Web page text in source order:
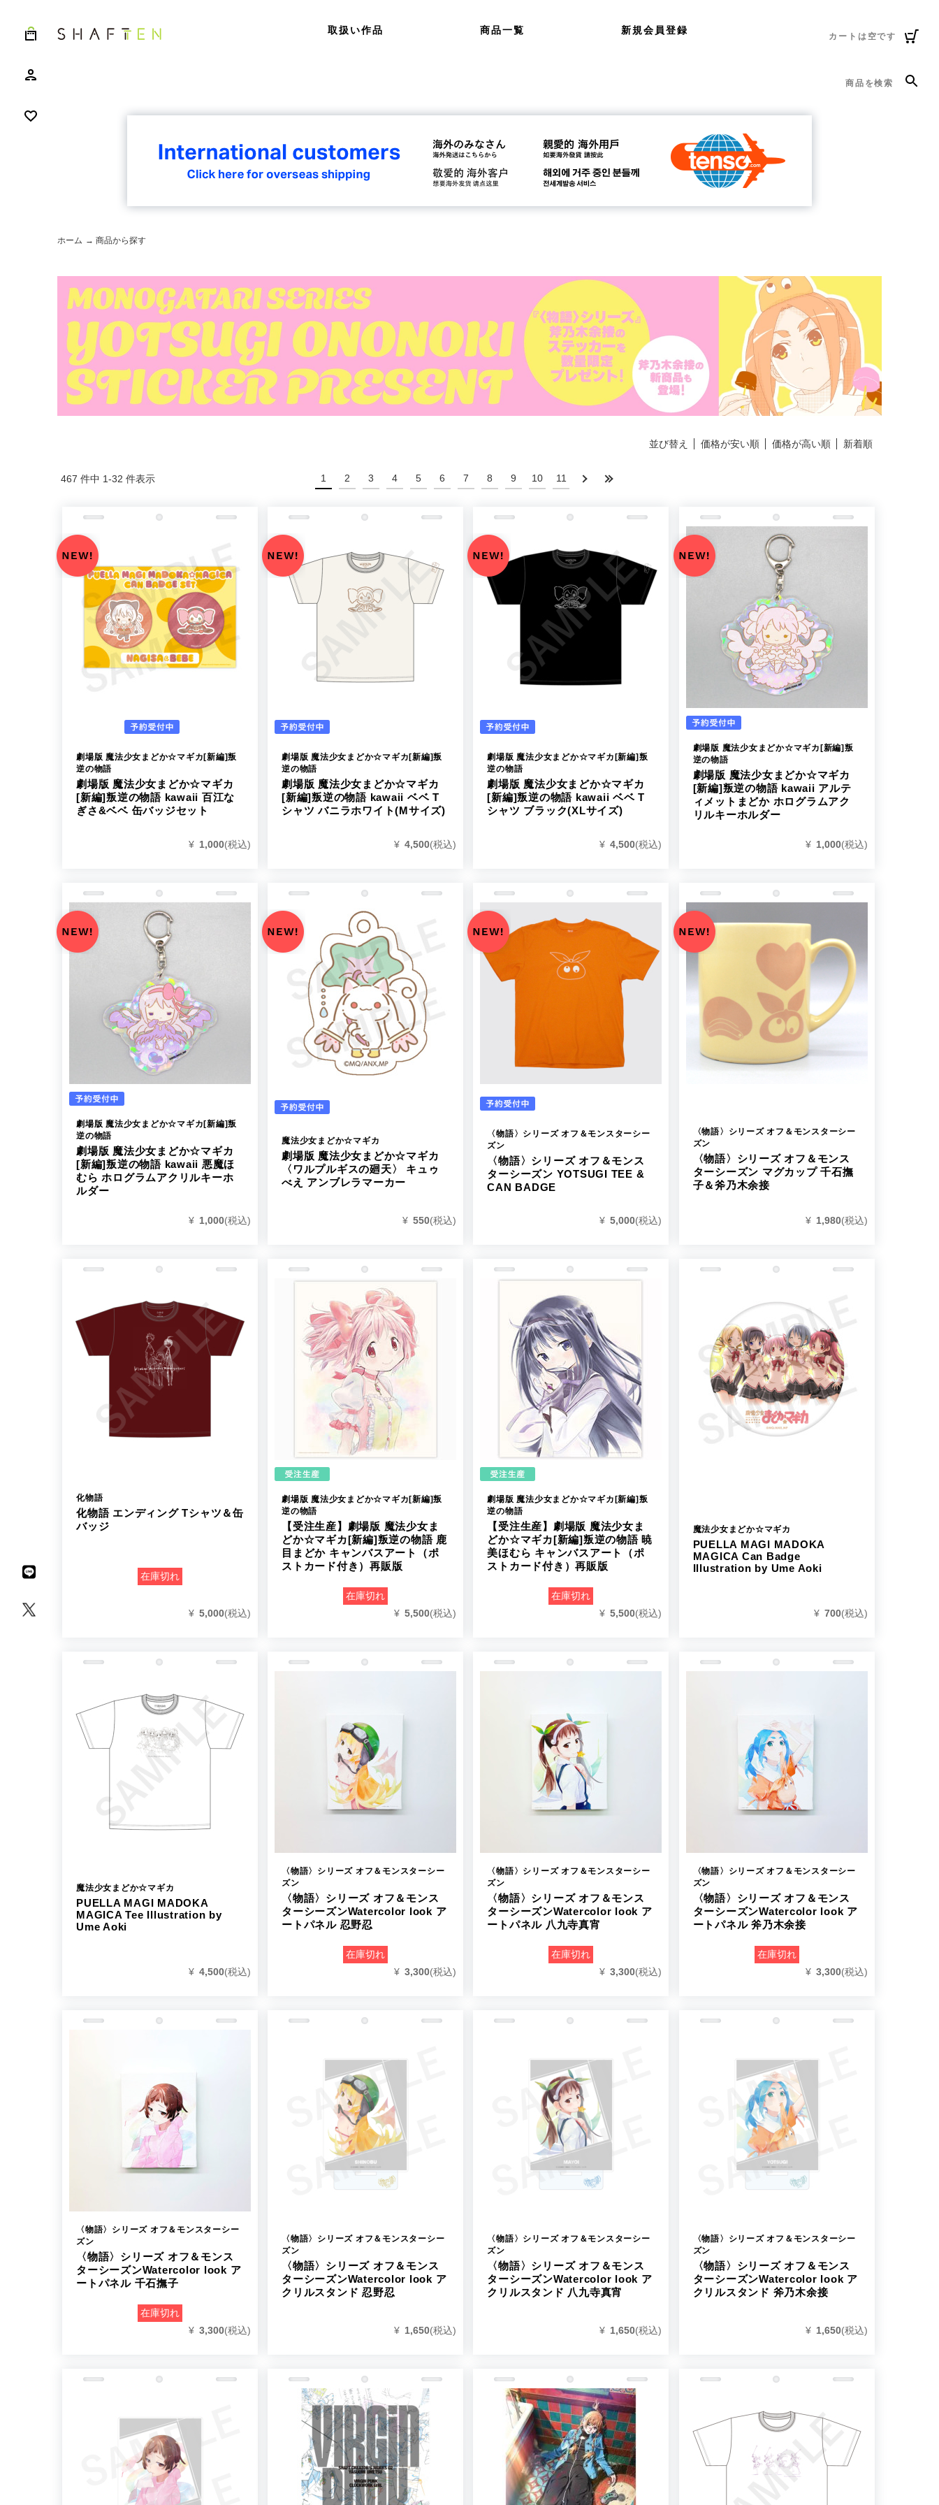
取扱い作品 商品一覧 新規会員登録
カートは空です
商品を検索
ホーム → 商品から探す
並び替え 価格が安い順 価格が高い順 新着順
467 件中 1-32 件表示 1 2 3 4 5 6 7 8 9 10 11
劇場版 魔法少女まどか☆マギカ[新編]叛
逆の物語
劇場版 魔法少女まどか☆マギカ
[新編]叛逆の物語 kawaii 百江な
ぎさ&ベベ 缶バッジセット
¥ 1,000(税込)
劇場版 魔法少女まどか☆マギカ[新編]叛
逆の物語
劇場版 魔法少女まどか☆マギカ
[新編]叛逆の物語 kawaii ベベ T
シャツ バニラホワイト(Mサイズ)
¥ 4,500(税込)
劇場版 魔法少女まどか☆マギカ[新編]叛
逆の物語
劇場版 魔法少女まどか☆マギカ
[新編]叛逆の物語 kawaii ベベ T
シャツ ブラック(XLサイズ)
¥ 4,500(税込)
劇場版 魔法少女まどか☆マギカ[新編]叛
逆の物語
劇場版 魔法少女まどか☆マギカ
[新編]叛逆の物語 kawaii アルテ
ィメットまどか ホログラムアク
リルキーホルダー
¥ 1,000(税込)
劇場版 魔法少女まどか☆マギカ[新編]叛
逆の物語
劇場版 魔法少女まどか☆マギカ
[新編]叛逆の物語 kawaii 悪魔ほ
むら ホログラムアクリルキーホ
ルダー
¥ 1,000(税込)
魔法少女まどか☆マギカ
劇場版 魔法少女まどか☆マギカ
〈ワルプルギスの廻天〉 キュゥ
べえ アンブレラマーカー
¥ 550(税込)
〈物語〉シリーズ オフ＆モンスターシー
ズン
〈物語〉シリーズ オフ＆モンス
ターシーズン YOTSUGI TEE &
CAN BADGE
¥ 5,000(税込)
〈物語〉シリーズ オフ＆モンスターシー
ズン
〈物語〉シリーズ オフ＆モンス
ターシーズン マグカップ 千石撫
子＆斧乃木余接
¥ 1,980(税込)
化物語
化物語 エンディング Tシャツ＆缶
バッジ
在庫切れ
¥ 5,000(税込)
劇場版 魔法少女まどか☆マギカ[新編]叛
逆の物語
【受注生産】劇場版 魔法少女ま
どか☆マギカ[新編]叛逆の物語 鹿
目まどか キャンバスアート（ポ
ストカード付き）再販版
在庫切れ
¥ 5,500(税込)
劇場版 魔法少女まどか☆マギカ[新編]叛
逆の物語
【受注生産】劇場版 魔法少女ま
どか☆マギカ[新編]叛逆の物語 暁
美ほむら キャンバスアート（ポ
ストカード付き）再販版
在庫切れ
¥ 5,500(税込)
魔法少女まどか☆マギカ
PUELLA MAGI MADOKA
MAGICA Can Badge
Illustration by Ume Aoki
¥ 700(税込)
魔法少女まどか☆マギカ
PUELLA MAGI MADOKA
MAGICA Tee Illustration by
Ume Aoki
¥ 4,500(税込)
〈物語〉シリーズ オフ＆モンスターシー
ズン
〈物語〉シリーズ オフ＆モンス
ターシーズンWatercolor look ア
ートパネル 忍野忍
在庫切れ
¥ 3,300(税込)
〈物語〉シリーズ オフ＆モンスターシー
ズン
〈物語〉シリーズ オフ＆モンス
ターシーズンWatercolor look ア
ートパネル 八九寺真宵
在庫切れ
¥ 3,300(税込)
〈物語〉シリーズ オフ＆モンスターシー
ズン
〈物語〉シリーズ オフ＆モンス
ターシーズンWatercolor look ア
ートパネル 斧乃木余接
在庫切れ
¥ 3,300(税込)
〈物語〉シリーズ オフ＆モンスターシー
ズン
〈物語〉シリーズ オフ＆モンス
ターシーズンWatercolor look ア
ートパネル 千石撫子
在庫切れ
¥ 3,300(税込)
〈物語〉シリーズ オフ＆モンスターシー
ズン
〈物語〉シリーズ オフ＆モンス
ターシーズンWatercolor look ア
クリルスタンド 忍野忍
¥ 1,650(税込)
〈物語〉シリーズ オフ＆モンスターシー
ズン
〈物語〉シリーズ オフ＆モンス
ターシーズンWatercolor look ア
クリルスタンド 八九寺真宵
¥ 1,650(税込)
〈物語〉シリーズ オフ＆モンスターシー
ズン
〈物語〉シリーズ オフ＆モンス
ターシーズンWatercolor look ア
クリルスタンド 斧乃木余接
¥ 1,650(税込)